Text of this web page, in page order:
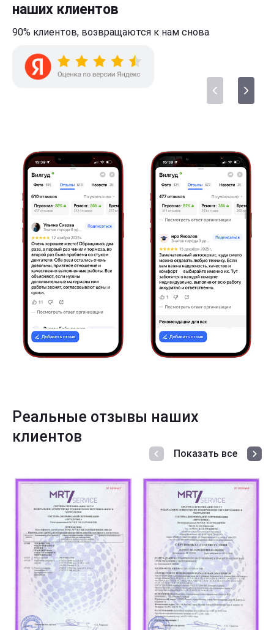
наших клиентов
90% клиентов, возвращаются к нам снова
Реальные отзывы наших
клиентов
Показать все